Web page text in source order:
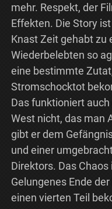
mehr. Respekt, der
Effekten. Die Story
Knast Zeit gehabt zu
Wiederbelebten so
eine bestimmte
Stromschocktot
Das funktioniert
West nicht, das man
gibt er dem
und einer
Direktors. Das
Gelungenes Ende
einen vierten Teil